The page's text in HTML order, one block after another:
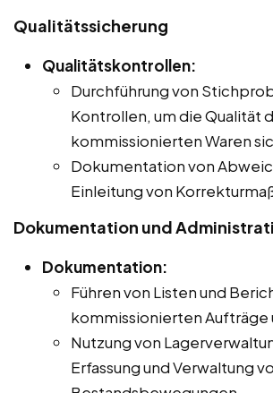
Qualitätssicherung
Qualitätskontrollen:
Durchführung von
Kontrollen, um die Qualität
kommissionierten Waren
Dokumentation von
Einleitung von
Dokumentation und
Dokumentation:
Führen von Listen und
kommissionierten Aufträge
Nutzung von
Erfassung und Verwaltung